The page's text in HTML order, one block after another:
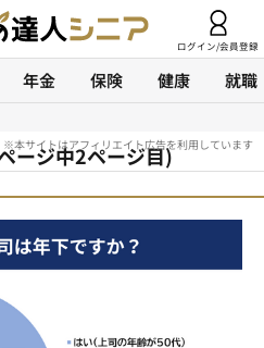
ログイン/会員登録
年金 保険 健康 就職
ージ中2ページ目)